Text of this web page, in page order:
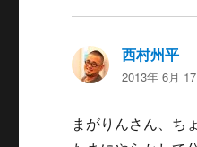
西村州平
り:
2013年 6月
まがりんさん、ち